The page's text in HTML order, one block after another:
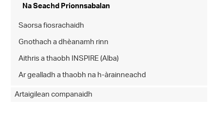
Na Seachd Prionnsabalan
Saorsa fiosrachaidh
Gnothach a dhèanamh rinn
Aithris a thaobh INSPIRE (Alba)
Ar gealladh a thaobh na h-àrainneachd
Artaigilean companaidh